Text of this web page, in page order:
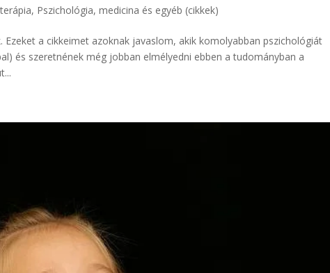
, Pszichológia, medicina és egyéb (cikkek)
Ezeket a cikkeimet azoknak javaslom, akik komolyabban pszichológiát
és szeretnének még jobban elmélyedni ebben a tudományban a